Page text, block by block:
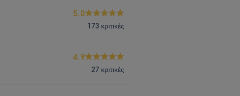
5.0
173 κριτικές
4.9
27 κριτικές